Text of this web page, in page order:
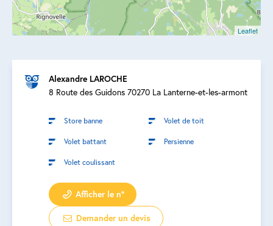
Leaflet
Alexandre LAROCHE
8 Route des Guidons 70270 La Lanterne-et-les-armont
Store banne Volet de toit
Volet battant Persienne
Volet coulissant
Afficher le n°
Demander un devis